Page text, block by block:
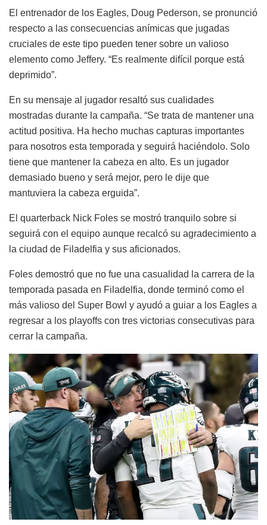
El entrenador de los Eagles, Doug Pederson, se pronunció
respecto a las consecuencias anímicas que jugadas
cruciales de este tipo pueden tener sobre un valioso
elemento como Jeffery. “Es realmente difícil porque está
deprimido”.
En su mensaje al jugador resaltó sus cualidades
mostradas durante la campaña. “Se trata de mantener una
actitud positiva. Ha hecho muchas capturas importantes
para nosotros esta temporada y seguirá haciéndolo. Solo
tiene que mantener la cabeza en alto. Es un jugador
demasiado bueno y será mejor, pero le dije que
mantuviera la cabeza erguida”.
El quarterback Nick Foles se mostró tranquilo sobre si
seguirá con el equipo aunque recalcó su agradecimiento a
la ciudad de Filadelfia y sus aficionados.
Foles demostró que no fue una casualidad la carrera de la
temporada pasada en Filadelfia, donde terminó como el
más valioso del Super Bowl y ayudó a guiar a los Eagles a
regresar a los playoffs con tres victorias consecutivas para
cerrar la campaña.